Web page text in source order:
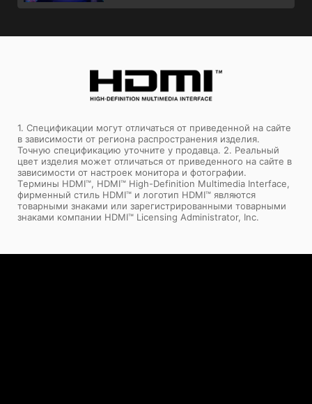
1. Спецификации могут отличаться от приведенной на сайте
в зависимости от региона распространения изделия.
Точную спецификацию уточните у продавца. 2. Реальный
цвет изделия может отличаться от приведенного на сайте в
зависимости от настроек монитора и фотографии.
Tермины HDMI™, HDMI™ High-Definition Multimedia Interface,
фирменный стиль HDMI™ и логотип HDMI™ являются
товарными знаками или зарегистрированными товарными
знаками компании HDMI™ Licensing Administrator, Inc.